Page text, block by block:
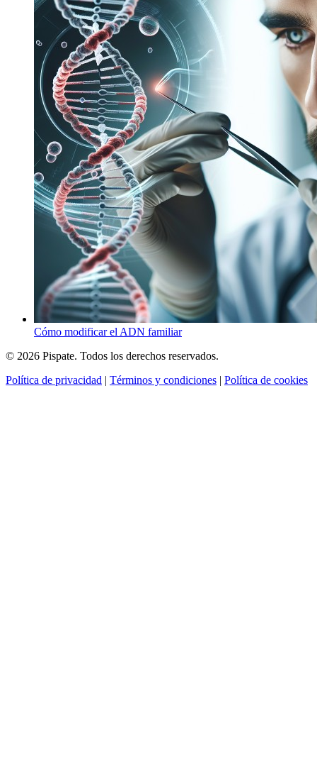
Cómo modificar el ADN familiar
© 2026 Pispate. Todos los derechos reservados.
Política de privacidad | Términos y condiciones | Política de cookies